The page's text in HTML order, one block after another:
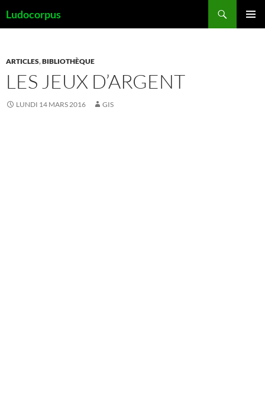
auLudocorpus
ARTICLES,BIBLIOTHÈQUE
LES JEUX D’ARGENT
LUNDI 14 MARS 2016 GIS